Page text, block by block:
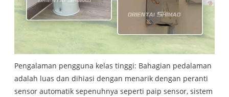
Pengalaman pengguna kelas tinggi: Bahagian pedalaman
adalah luas dan dihiasi dengan menarik dengan peranti
sensor automatik sepenuhnya seperti paip sensor, sistem